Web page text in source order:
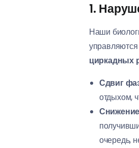
1.
Наши
циркадных
Сдвиг
отдыхом,
очередь,